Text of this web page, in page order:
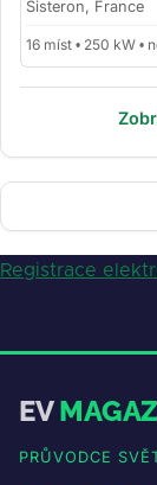
Sisteron, France
16 míst • 250 kW •
Registrace
EV
PRŮVODCE